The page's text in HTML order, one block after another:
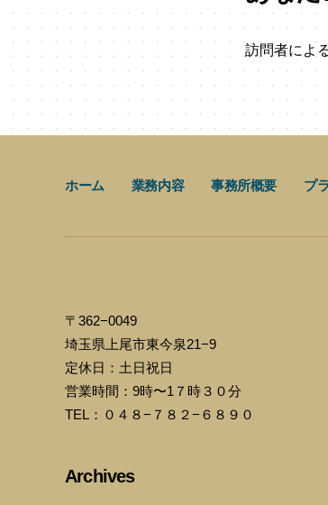
訪問者によ
ホーム 業務内容 事務所概要 プ
〒362−0049
埼玉県上尾市東今泉21−9
定休日：土日祝日
営業時間：9時〜1７時３０分
TEL：０４８−７８２−６８９０
Archives